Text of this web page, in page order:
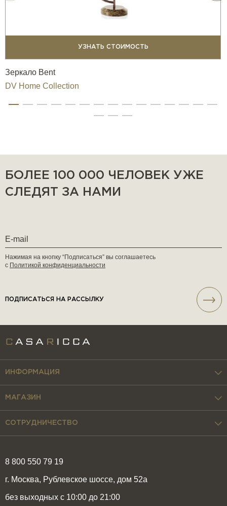
УЗНАТЬ СТОИМОСТЬ
Зеркало Bent
DV Home Collection
БОЛЕЕ 100 000 ЧЕЛОВЕК УЖЕ
СЛЕДЯТ ЗА НАМИ
Нажимая на кнопку “Подписаться” вы соглашаетесь
с Политикой конфиденциальности
ПОДПИСАТЬСЯ НА РАССЫЛКУ
8 800 550 79 19
г. Москва, Рублевское шоссе, дом 52а
без выходных с 10:00 до 21:00
ИНФОРМАЦИЯ
МАГАЗИН
СОТРУДНИЧЕСТВО